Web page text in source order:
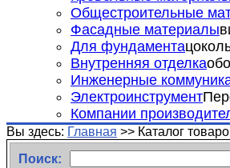
Общестроительные
Фасадные материалы
Для фундамента
Внутренняя отделка
Инженерные
Электроинструмент
Компании
Вы здесь: Главная >> Каталог
Поиск: